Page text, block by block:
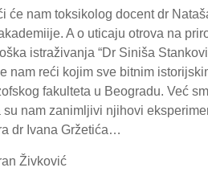
će nam toksikolog docent dr
A o uticaju otrova na
istraživanja “Dr Siniša
nam reći kojim sve bitnim
fakulteta u Beogradu. Već
nam zanimljivi njihovi
dr Ivana Gržetića…
Živković